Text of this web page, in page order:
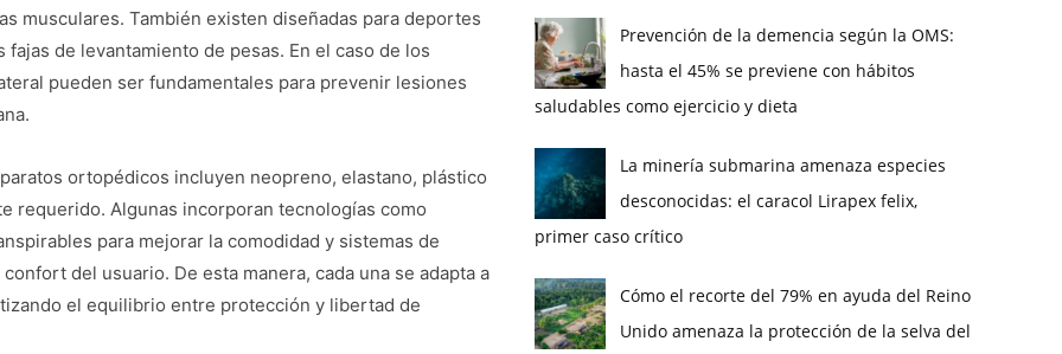
musculares. También existen diseñadas para deportes
de levantamiento de pesas. En el caso de los
pueden ser fundamentales para prevenir lesiones
ortopédicos incluyen neopreno, elastano, plástico
requerido. Algunas incorporan tecnologías como
para mejorar la comodidad y sistemas de
del usuario. De esta manera, cada una se adapta a
el equilibrio entre protección y libertad de
Prevención de la demencia según la OMS:
hasta el 45% se previene con hábitos
saludables como ejercicio y dieta
La minería submarina amenaza especies
desconocidas: el caracol Lirapex felix,
primer caso crítico
Cómo el recorte del 79% en ayuda del Reino
Unido amenaza la protección de la selva del